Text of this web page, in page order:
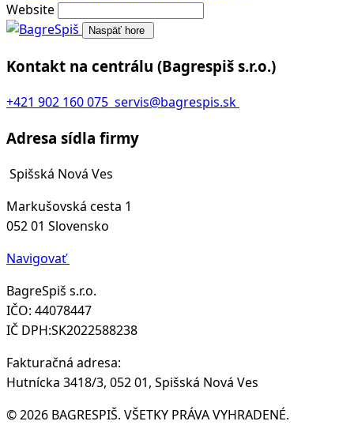
Website
Naspäť hore
Kontakt na centrálu (Bagrespiš s.r.o.)
+421 902 160 075 servis@bagrespis.sk
Adresa sídla firmy
Spišská Nová Ves
Markušovská cesta 1
052 01 Slovensko
Navigovať
BagreSpiš s.r.o.
IČO: 44078447
IČ DPH:SK2022588238
Fakturačná adresa:
Hutnícka 3418/3, 052 01, Spišská Nová Ves
© 2026 BAGRESPIŠ. VŠETKY PRÁVA VYHRADENÉ.